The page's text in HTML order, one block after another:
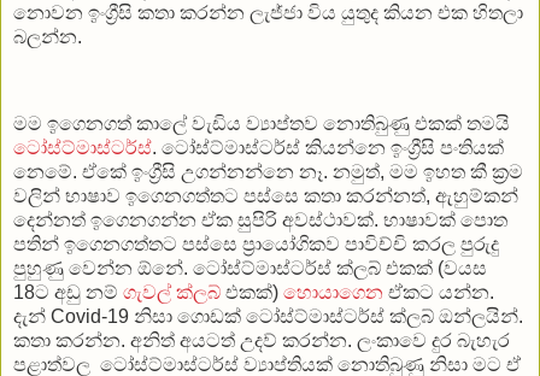
නොවන ඉංග්‍රීසි කතා කරන්න ලැජ්ජා විය යුතුද කියන එක හිතලා
බලන්න.
මම ඉගෙනගත් කාලේ වැඩිය ව්‍යාප්තව නොතිබුණු එකක් තමයි
ටෝස්ට්මාස්ටර්ස්. ටෝස්ට්මාස්ටර්ස් කියන්නෙ ඉංග්‍රීසි පංතියක්
නෙමේ. ඒකේ ඉංග්‍රීසි උගන්නන්නෙ නෑ. නමුත්, මම ඉහත කී ක්‍රම
වලින් භාෂාව ඉගෙනගත්තට පස්සෙ කතා කරන්නත්, ඇහුම්කන්
දෙන්නත් ඉගෙනගන්න ඒක සුපිරි අවස්ථාවක්. භාෂාවක් පොත
පතින් ඉගෙනගත්තට පස්සෙ ප්‍රායෝගිකව පාවිච්චි කරල පුරුදු
පුහුණු වෙන්න ඕනේ. ටෝස්ට්මාස්ටර්ස් ක්ලබ් එකක් (වයස
18ට අඩු නම් ගැවල් ක්ලබ් එකක්) හොයාගෙන ඒකට යන්න.
දැන් Covid-19 නිසා ගොඩක් ටෝස්ට්මාස්ටර්ස් ක්ලබ් ඔන්ලයින්.
කතා කරන්න. අනිත් අයටත් උදව් කරන්න. ලංකාවෙ දුර බැහැර
පළාත්වල ටෝස්ට්මාස්ටර්ස් ව්‍යාප්තියක් නොතිබුණු නිසා මට ඒ